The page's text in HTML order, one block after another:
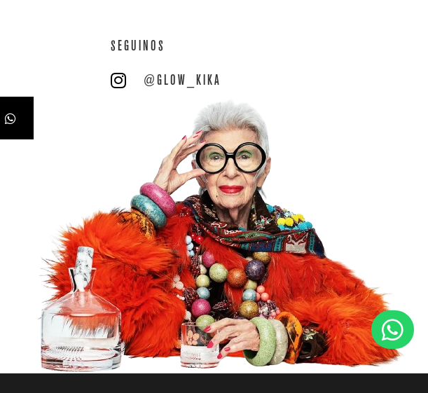
SEGUINOS
 @GLOW_KIKA
